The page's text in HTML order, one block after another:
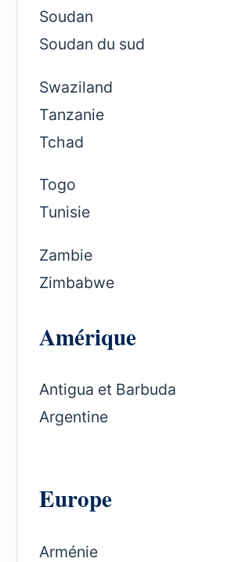
Soudan
Soudan du sud
Swaziland
Tanzanie
Tchad
Togo
Tunisie
Zambie
Zimbabwe
Amérique
Antigua et Barbuda
Argentine
Europe
Arménie